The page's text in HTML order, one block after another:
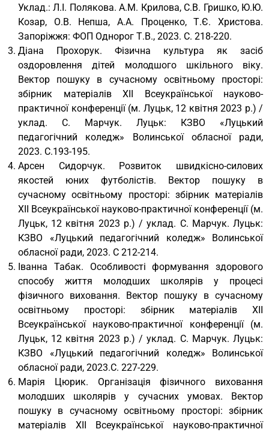
Уклад.: Л.І. Полякова. А.М. Крилова, С.В. Гришко, Ю.Ю.
Козар, О.В. Непша, А.А. Проценко, Т.Є. Христова.
Запоріжжя: ФОП Однорог Т.В., 2023. С. 218-220.
Діана Прохорук. Фізична культура як засіб
оздоровлення дітей молодшого шкільного віку.
Вектор пошуку в сучасному освітньому просторі:
збірник матеріалів XII Всеукраїнської науково-
практичної конференції (м. Луцьк, 12 квітня 2023 р.) /
уклад. С. Марчук. Луцьк: КЗВО «Луцький
педагогічний коледж» Волинської обласної ради,
2023. С.193-195.
Арсен Сидорчук. Розвиток швидкісно-силових
якостей юних футболістів. Вектор пошуку в
сучасному освітньому просторі: збірник матеріалів
XII Всеукраїнської науково-практичної конференції (м.
Луцьк, 12 квітня 2023 р.) / уклад. С. Марчук. Луцьк:
КЗВО «Луцький педагогічний коледж» Волинської
обласної ради, 2023. С 212-214.
Іванна Табак. Особливості формування здорового
способу життя молодших школярів у процесі
фізичного виховання. Вектор пошуку в сучасному
освітньому просторі: збірник матеріалів XII
Всеукраїнської науково-практичної конференції (м.
Луцьк, 12 квітня 2023 р.) / уклад. С. Марчук. Луцьк:
КЗВО «Луцький педагогічний коледж» Волинської
обласної ради, 2023.С. 227-229.
Марія Цюрик. Організація фізичного виховання
молодших школярів у сучасних умовах. Вектор
пошуку в сучасному освітньому просторі: збірник
матеріалів XII Всеукраїнської науково-практичної